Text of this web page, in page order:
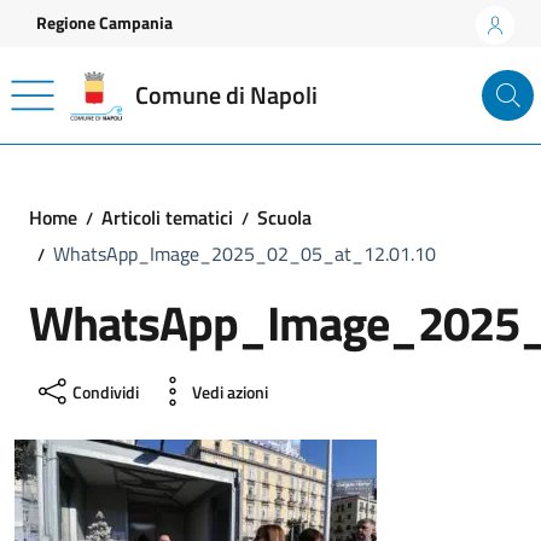
Vai ai contenuti
Vai al footer
Regione Campania
Comune di Napoli
Home Articoli tematici
Scuola
WhatsApp_Image_2025_02_05_at_12.01.10
Condividi Vedi azioni